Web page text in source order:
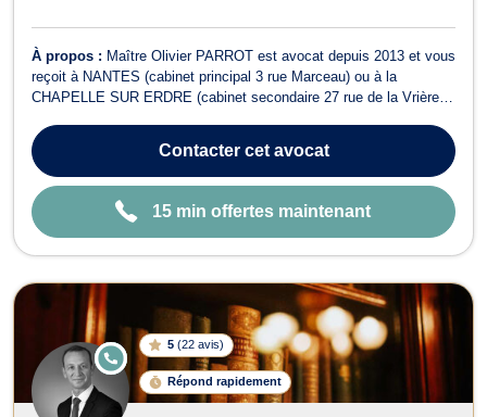
À propos : Maître Olivier PARROT est avocat depuis 2013 et vous
reçoit à NANTES (cabinet principal 3 rue Marceau) ou à la
CHAPELLE SUR ERDRE (cabinet secondaire 27 rue de la Vrière -
intervient dans plusieurs domaines de compétences : DROIT DE
LA FAMILLE - DIVORCE - DIVORCE AMIABL...
Contactercet avocat
15 min offertes maintenant
5 (22 avis)
Répond rapidement
E
N
G